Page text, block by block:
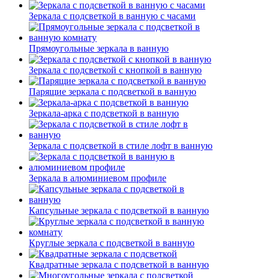
Зеркала с подсветкой в ванную с часами
Прямоугольные зеркала в ванную
Зеркала с подсветкой с кнопкой в ванную
Парящие зеркала с подсветкой в ванную
Зеркала-арка с подсветкой в ванную
Зеркала с подсветкой в стиле лофт в ванную
Зеркала в алюминиевом профиле
Капсульные зеркала с подсветкой в ванную
Круглые зеркала с подсветкой в ванную
Квадратные зеркала с подсветкой в ванную